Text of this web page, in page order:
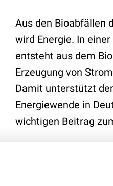
Aus den Bioabfällen
wird Energie. In
entsteht aus dem
Erzeugung von
Damit unterstützt
Energiewende in
wichtigen Beitrag